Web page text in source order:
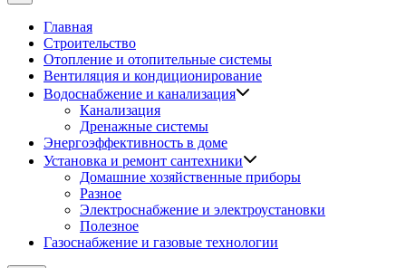
Menu
Главная
Строительство
Отопление и отопительные системы
Вентиляция и кондиционирование
Водоснабжение и канализация
Канализация
Дренажные системы
Энергоэффективность в доме
Установка и ремонт сантехники
Домашние хозяйственные приборы
Разное
Электроснабжение и электроустановки
Полезное
Газоснабжение и газовые технологии